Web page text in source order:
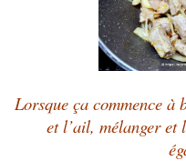
Lorsque ça commence
et l’ail, mélanger et